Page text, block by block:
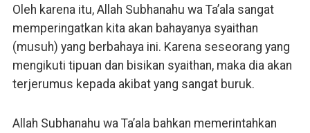
Oleh karena itu, Allah Subhanahu wa Ta’ala sangat
memperingatkan kita akan bahayanya syaithan
(musuh) yang berbahaya ini. Karena seseorang yang
mengikuti tipuan dan bisikan syaithan, maka dia akan
terjerumus kepada akibat yang sangat buruk.
Allah Subhanahu wa Ta’ala bahkan memerintahkan